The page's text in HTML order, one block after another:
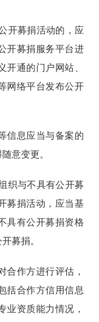
开募捐活动的，应
开募捐服务平台进
开通的门户网站、
网络平台发布公开
信息应当与备案的
意变更。
织与不具有公开募
募捐活动，应当基
具有公开募捐资格
募捐。
合作方进行评估，
括合作方信用信息
业资质能力情况，